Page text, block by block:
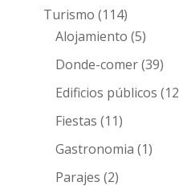
Turismo (114)
Alojamiento (5)
Donde-comer(39)
Edificios públicos
Fiestas (11)
Gastronomia (1)
Parajes (2)